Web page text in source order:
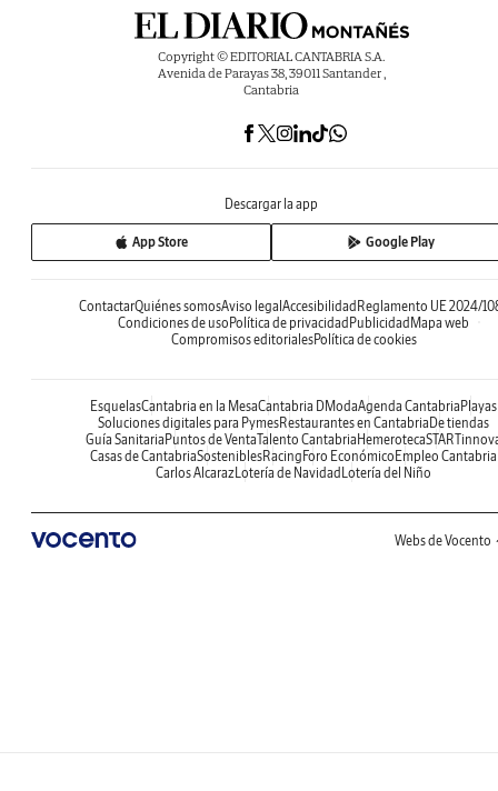
Copyright © EDITORIAL CANTABRIA S.A.
Avenida de Parayas 38, 39011 Santander ,
Cantabria
Descargar la app
App Store Google Play
ContactarQuiénes somosAviso legalAccesibilidadReglamento UE 2024/
Condiciones de usoPolítica de privacidadPublicidadMapa web
Compromisos editorialesPolítica de cookies
EsquelasCantabria en la MesaCantabria DModaAgenda CantabriaPlayas
Soluciones digitales para PymesRestaurantes en CantabriaDe tiendas
Guía SanitariaPuntos de VentaTalento CantabriaHemeroteca
Casas de CantabriaSosteniblesRacingForo EconómicoEmpleo Cantabria
Carlos AlcarazLotería de NavidadLotería del Niño
Webs de Vocento